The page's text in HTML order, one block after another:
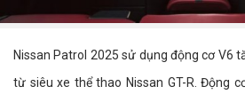
Nissan Patrol 2025 sử dụng động cơ V6
từ siêu xe thể thao Nissan GT-R. Động